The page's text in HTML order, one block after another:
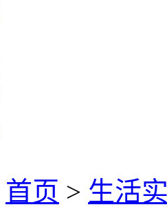
首页 > 生活